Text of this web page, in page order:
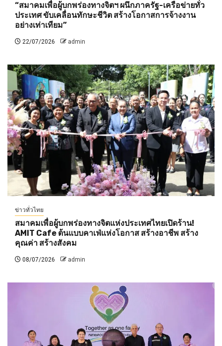
“สมาคมเพื่อผู้บกพร่องทางจิตฯ ผนึกภาครัฐ-เครือข่ายทั่ว
ประเทศ ขับเคลื่อนทักษะชีวิต สร้างโอกาสการจ้างงาน
อย่างเท่าเทียม”
22/07/2026 admin
ข่าวทั่วไทย
สมาคมเพื่อผู้บกพร่องทางจิตแห่งประเทศไทยเปิดร้าน!
AMIT Cafe ต้นแบบคาเฟ่แห่งโอกาส สร้างอาชีพ สร้าง
คุณค่า สร้างสังคม
08/07/2026 admin